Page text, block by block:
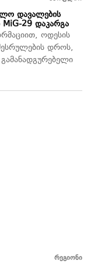
დავალების
MiG-29 დაკარგა
ოდესის
დროს,
რეგიონი